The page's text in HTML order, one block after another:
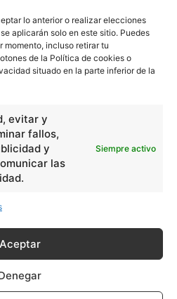
lo anterior o realizar elecciones
aplicarán solo en este sitio. Puedes
momento, incluso retirar tu
de la Política de cookies o
situado en la parte inferior de la
evitar y
fallos,
y
las
Siempre activo
Aceptar